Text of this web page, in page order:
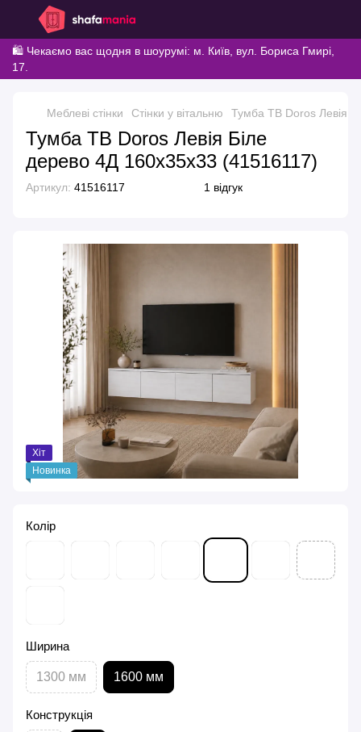
🛍️ Чекаємо вас щодня в шоурумі: м. Київ, вул. Бориса Гмирі,
17.
Меблеві стінки Стінки у вітальню Тумба ТВ Doros Левія
Тумба ТВ Doros Левія Біле
дерево 4Д 160х35х33 (41516117)
Артикул: 41516117 1 відгук
Хіт
Новинка
Колір
Ширина
1300 мм 1600 мм
Конструкція